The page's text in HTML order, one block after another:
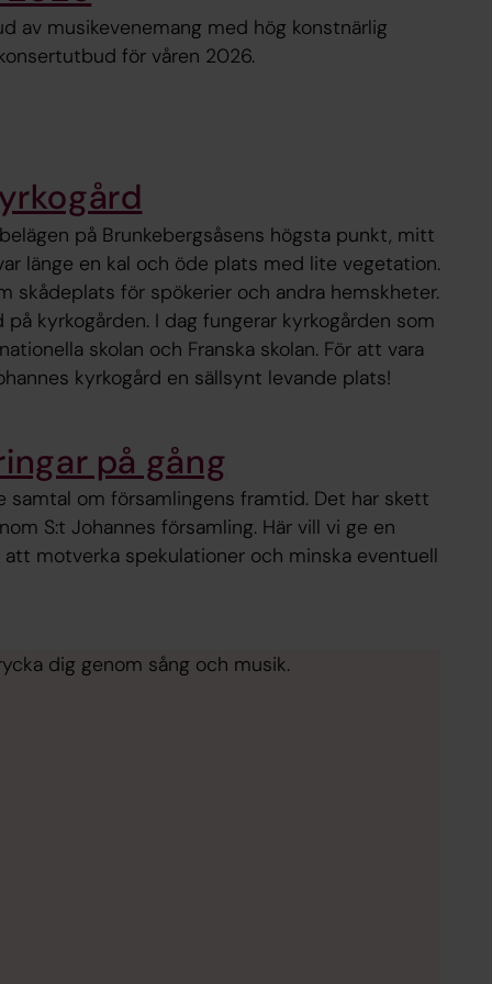
av musikevenemang med hög konstnärlig
för våren 2026.
på Brunkebergsåsens högsta punkt, mitt
länge en kal och öde plats med lite vegetation.
skådeplats för spökerier och andra hemskheter.
på kyrkogården. I dag fungerar kyrkogården som
skolan och Franska skolan. För att vara
kyrkogård en sällsynt levande plats!
på gång
samtal om församlingens framtid. Det har skett
S:t Johannes församling. Här vill vi ge en
motverka spekulationer och minska eventuell
dig genom sång och musik.